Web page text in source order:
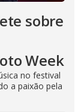
sobre
Week
no festival
a paixão pela